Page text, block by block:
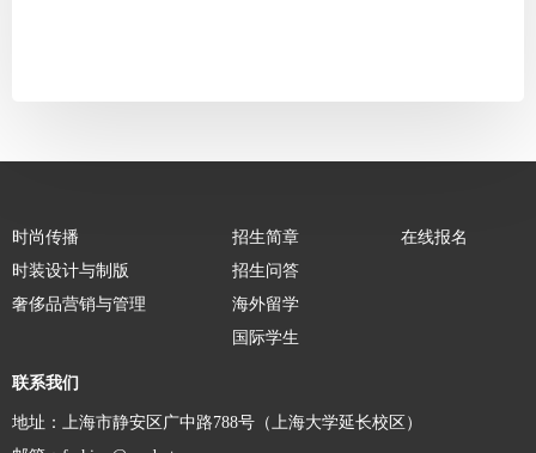
时尚传播
时装设计与制版
奢侈品营销与管理
招生简章
招生问答
海外留学
国际学生
在线报名
联系我们
地址：上海市静安区广中路788号（上海大学延长校区）